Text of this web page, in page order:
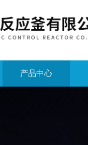
产品中心